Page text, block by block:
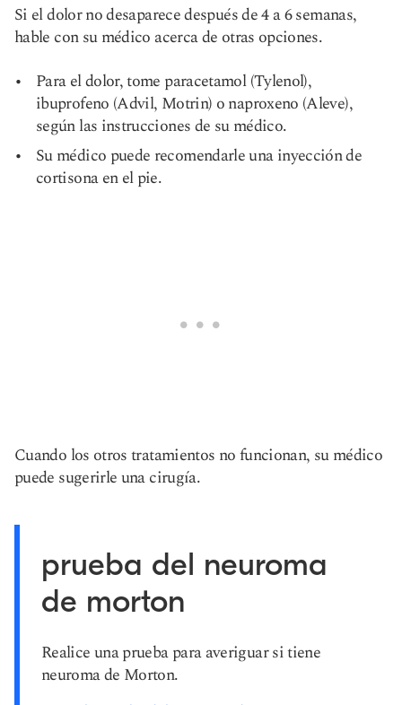
Si el dolor no desaparece después de 4 a 6 semanas,
hable con su médico acerca de otras opciones.
Para el dolor, tome paracetamol (Tylenol),
ibuprofeno (Advil, Motrin) o naproxeno (Aleve),
según las instrucciones de su médico.
Su médico puede recomendarle una inyección de
cortisona en el pie.
Cuando los otros tratamientos no funcionan, su médico
puede sugerirle una cirugía.
prueba del neuroma
de morton
Realice una prueba para averiguar si tiene
neuroma de Morton.